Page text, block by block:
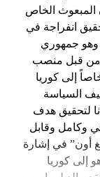
المبعوث الخاص
انفراجة في
وهو جمهوري
من قبل منصب
إلى كوريا
السياسة
لتحقيق هدف
وكامل وقابل
أون” في إشارة
إلى كوريا